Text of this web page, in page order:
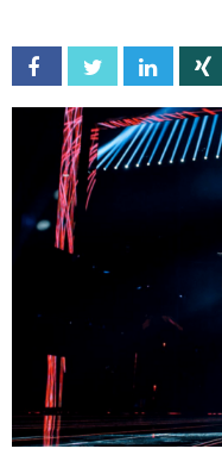
Facebook Twitter Linkedin